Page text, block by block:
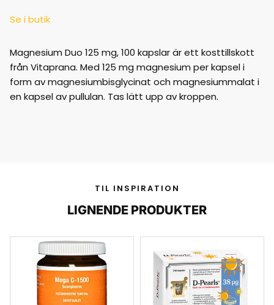
Se i butik
Magnesium Duo 125 mg, 100 kapslar är ett kosttillskott
från Vitaprana. Med 125 mg magnesium per kapsel i
form av magnesiumbisglycinat och magnesiummalat i
en kapsel av pullulan. Tas lätt upp av kroppen.
TIL INSPIRATION
LIGNENDE PRODUKTER